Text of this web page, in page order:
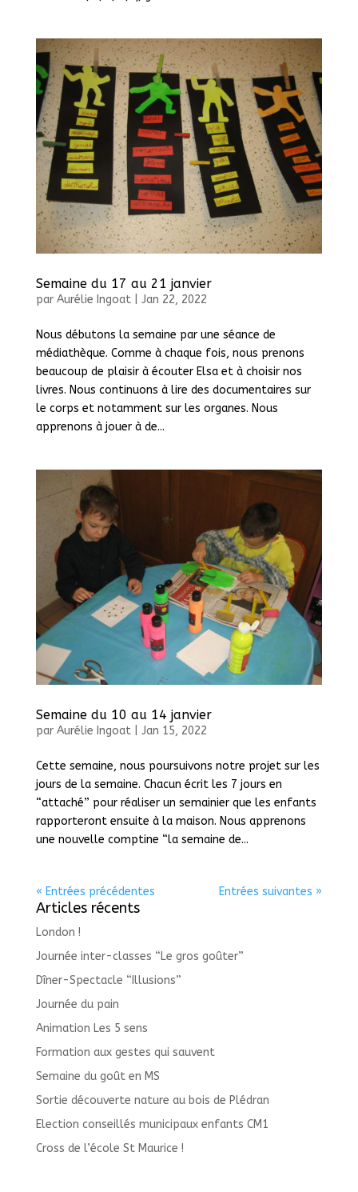
Semaine du 17 au 21 janvier
par Aurélie Ingoat| Jan 22, 2022
Nous débutons la semaine par une séance de
médiathèque. Comme à chaque fois, nous prenons
beaucoup de plaisir à écouter Elsa et à choisir nos
livres. Nous continuons à lire des documentaires sur
le corps et notamment sur les organes. Nous
apprenons à jouer à de...
Semaine du 10 au 14 janvier
par Aurélie Ingoat| Jan 15, 2022
Cette semaine, nous poursuivons notre projet sur les
jours de la semaine. Chacun écrit les 7 jours en
“attaché” pour réaliser un semainier que les enfants
rapporteront ensuite à la maison. Nous apprenons
une nouvelle comptine “la semaine de...
« Entrées précédentes Entrées suivantes »
Articles récents
London !
Journée inter-classes “Le gros goûter”
Dîner-Spectacle “Illusions”
Journée du pain
Animation Les 5 sens
Formation aux gestes qui sauvent
Semaine du goût en MS
Sortie découverte nature au bois de Plédran
Election conseillés municipaux enfants CM1
Cross de l’école St Maurice !